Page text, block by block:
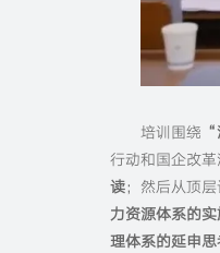
培训围绕
行动和国企改革
读；然后从顶层
力资源体系的
理体系的延申思